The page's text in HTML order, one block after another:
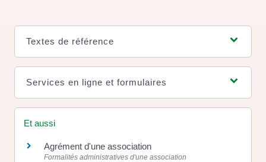
Textes de référence
Services en ligne et formulaires
Et aussi
Agrément d'une association
Formalités administratives d'une association